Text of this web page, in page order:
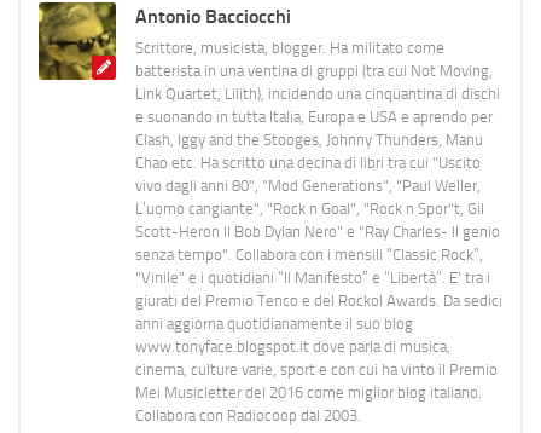
Antonio Bacciocchi
Scrittore, musicista, blogger. Ha militato come
batterista in una ventina di gruppi (tra cui Not Moving,
Link Quartet, Lilith), incidendo una cinquantina di dischi
e suonando in tutta Italia, Europa e USA e aprendo per
Clash, Iggy and the Stooges, Johnny Thunders, Manu
Chao etc. Ha scritto una decina di libri tra cui "Uscito
vivo dagli anni 80", "Mod Generations", "Paul Weller,
L’uomo cangiante", "Rock n Goal", "Rock n Spor"t, Gil
Scott-Heron Il Bob Dylan Nero" e "Ray Charles- Il genio
senza tempo". Collabora con i mensili “Classic Rock”,
"Vinile" e i quotidiani “Il Manifesto” e “Libertà”. E' tra i
giurati del Premio Tenco e del Rockol Awards. Da sedici
anni aggiorna quotidianamente il suo blog
www.tonyface.blogspot.it dove parla di musica,
cinema, culture varie, sport e con cui ha vinto il Premio
Mei Musicletter del 2016 come miglior blog italiano.
Collabora con Radiocoop dal 2003.